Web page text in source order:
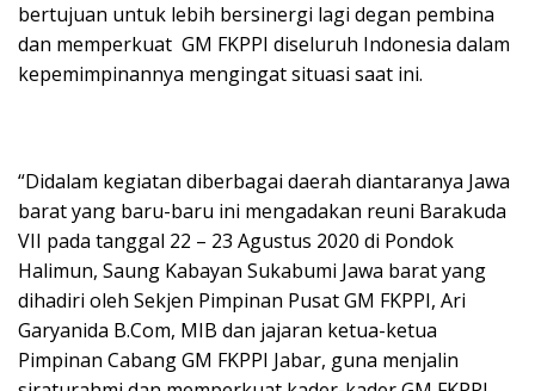
bertujuan untuk lebih bersinergi lagi degan pembina
dan memperkuat GM FKPPI diseluruh Indonesia dalam
kepemimpinannya mengingat situasi saat ini.
“Didalam kegiatan diberbagai daerah diantaranya Jawa
barat yang baru-baru ini mengadakan reuni Barakuda
VII pada tanggal 22 – 23 Agustus 2020 di Pondok
Halimun, Saung Kabayan Sukabumi Jawa barat yang
dihadiri oleh Sekjen Pimpinan Pusat GM FKPPI, Ari
Garyanida B.Com, MIB dan jajaran ketua-ketua
Pimpinan Cabang GM FKPPI Jabar, guna menjalin